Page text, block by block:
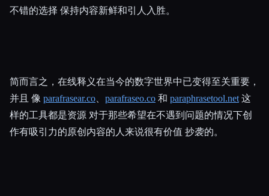
不错的选择 保持内容新鲜和引人入胜。
简而言之，在线释义在当今的数字世界中已变得至关重要，
并且 像 parafrasear.co、 parafraseo.co 和 paraphrasetool.net这
样的工具都是资源 对于那些希望在不遇到问题的情况下创
作有吸引力的原创内容的人来说很有价值 抄袭的。